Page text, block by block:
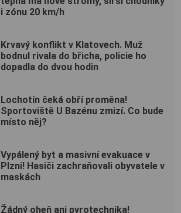
i zónu 20 km/h
Krvavý konflikt v Klatovech. Muž
bodnul rivala do břicha, policie ho
dopadla do dvou hodin
Lochotín čeká obří proměna!
Sportoviště U Bazénu zmizí. Co bude
místo něj?
Vypálený byt a masivní evakuace v
Plzni! Hasiči zachraňovali obyvatele v
maskách
Žádný oheň ani pyrotechnika!